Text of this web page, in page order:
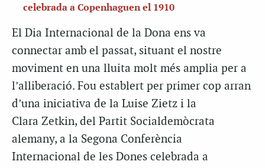
celebrada a Copenhaguen el 1910
El Dia Internacional de la Dona ens va
connectar amb el passat, situant el nostre
moviment en una lluita molt més amplia per a
l’alliberació. Fou establert per primer cop arran
d’una iniciativa de la Luise Zietz i la
Clara Zetkin, del Partit Socialdemòcrata
alemany, a la Segona Conferència
Internacional de les Dones celebrada a